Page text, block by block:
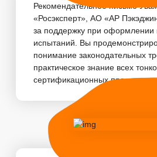
Рекомендательное письмо
«Росэксперт», АО «АР
за поддержку при оформлении
испытаний. Вы
понимание законодательных
практическое знание всех
сертификационных про...